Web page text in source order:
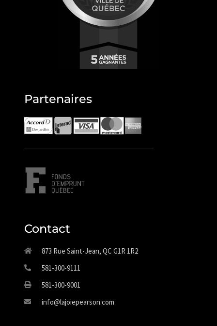
Contact
873 Rue Saint-Jean, QC G1R 1R2
581-300-9111
581-300-9001
info@lajoiepearson.com
Partenaires